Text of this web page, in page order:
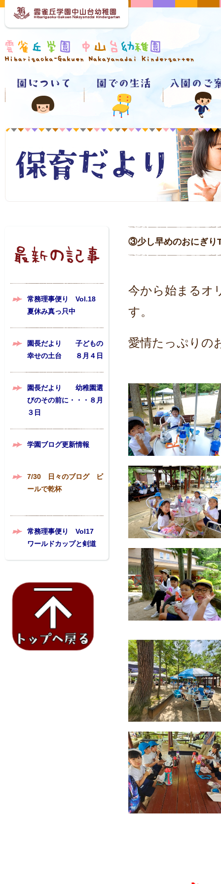
常務理事便り Vol.18
夏休み真っ只中
園長だより 子どもの
幸せの土台 ８月４日
園長だより 幼稚園選
びのその前に・・・８月
３日
学園ブログ更新情報
7/30 日々のブログ ビ
ールで乾杯
常務理事便り Vol17
ワールドカップと剣道
③少し早めのおにぎり
今から始まるオ
す。
愛情たっぷりの